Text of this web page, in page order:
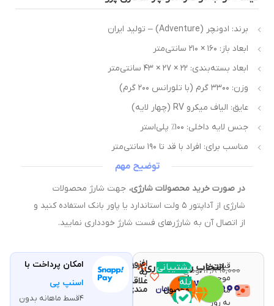
خواب دو نفره ادونچر سافاری پرو
برند: ادونچر (Adventure) – تولید ایران
ابعاد باز: ۱۶۰ × ۲۱۰ سانتی‌متر
ابعاد بسته‌بندی: ۲۲ × ۲۷ × ۴۳ سانتی‌متر
وزن: ۳۳۰۰ گرم (با تلورانس ۲۰۰ گرم)
عایق: الیاف میکرو RV (چهار لایه)
جنس لایه داخلی: ۱۰۰٪ پلی‌استر
مناسب برای: افراد با قد تا ۱۹۰ سانتی‌متر
توضیح مهم
در صورت خرید محصولات شارژی،جهت شارژ محصولات
شارژی از آداپتور ۵ ولت استاندارد یا پاور بانک استفاده کنید و
از اتصال آن به شارژرهای فست شارژ خودداری نمایید.
قیمت و
موجودی
محصولات
۱۲,۸۹۰,۰۰۰تومان
۱۲,۳۵۰,۰۰۰تومان
انتخاب رنگ (اجباری)
با خرید
این
محصول
پشتیبانی
بله
افزودن
به
علاقه
مندی
مقایسه
امکان پرداخت با
اسنپ پی